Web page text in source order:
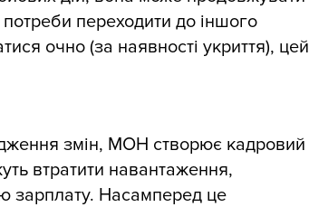
переходити до іншого
очно (за наявності укриття), цей
змін, МОН створює кадровий
втратити навантаження,
зарплату. Насамперед це